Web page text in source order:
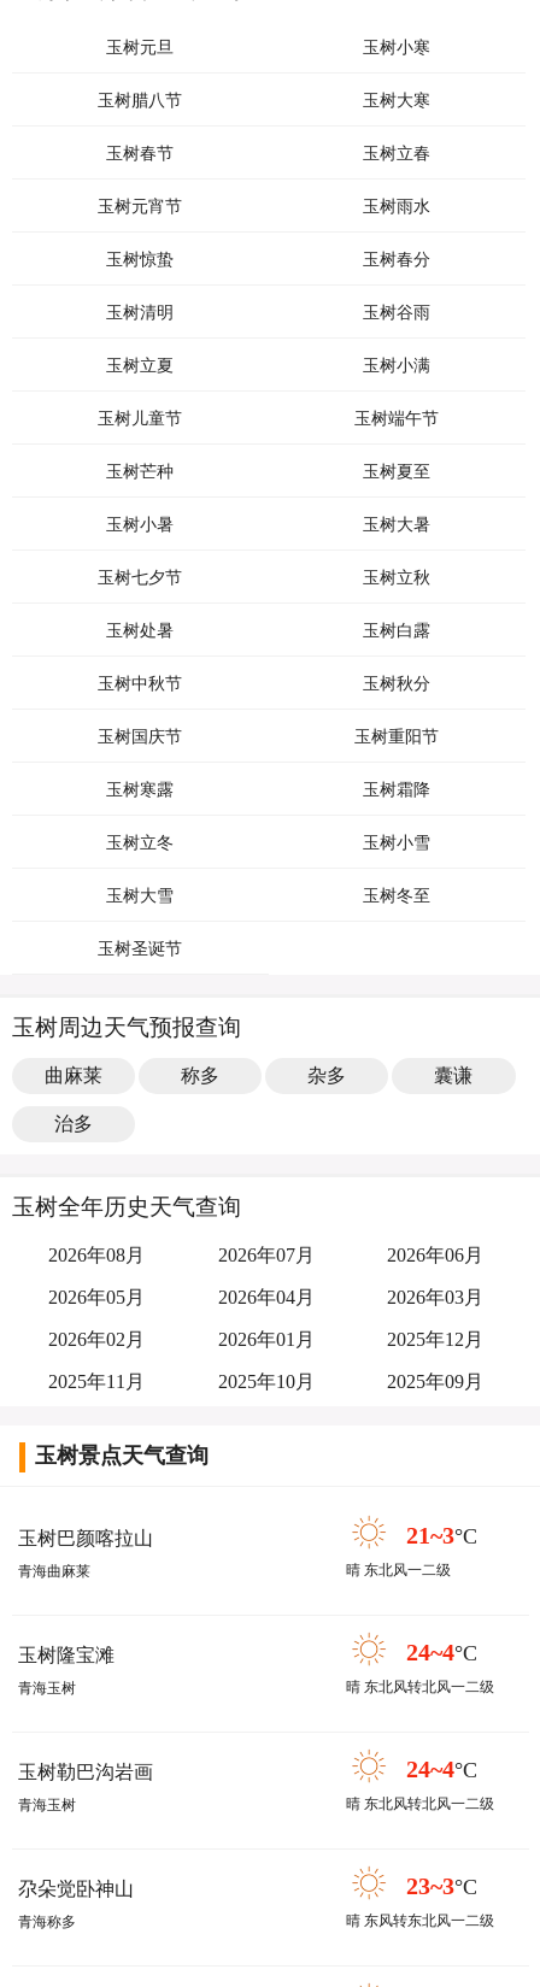
玉树元旦 玉树小寒
玉树腊八节 玉树大寒
玉树春节 玉树立春
玉树元宵节 玉树雨水
玉树惊蛰 玉树春分
玉树清明 玉树谷雨
玉树立夏 玉树小满
玉树儿童节 玉树端午节
玉树芒种 玉树夏至
玉树小暑 玉树大暑
玉树七夕节 玉树立秋
玉树处暑 玉树白露
玉树中秋节 玉树秋分
玉树国庆节 玉树重阳节
玉树寒露 玉树霜降
玉树立冬 玉树小雪
玉树大雪 玉树冬至
玉树圣诞节
玉树周边天气预报查询
曲麻莱 称多 杂多 囊谦
治多
玉树全年历史天气查询
2026年08月 2026年07月 2026年06月
2026年05月 2026年04月 2026年03月
2026年02月 2026年01月 2025年12月
2025年11月 2025年10月 2025年09月
玉树景点天气查询
玉树巴颜喀拉山
青海曲麻莱
21~3°C
晴 东北风一二级
玉树隆宝滩
青海玉树
24~4°C
晴 东北风转北风一二级
玉树勒巴沟岩画
青海玉树
24~4°C
晴 东北风转北风一二级
尕朵觉卧神山
青海称多
23~3°C
晴 东风转东北风一二级